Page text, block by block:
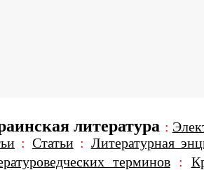
литература :
: Статьи: Литературная
терминов: